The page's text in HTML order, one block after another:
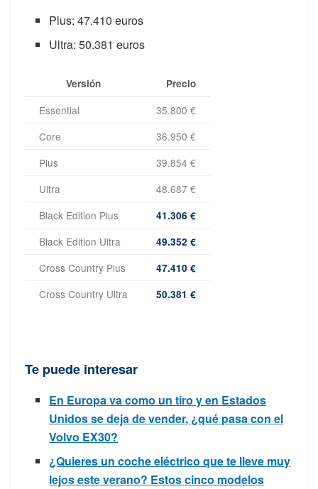
Plus: 47.410 euros
Ultra: 50.381 euros
Versión Precio
Essential
35.800 €
Core
36.950 €
Plus
39.854 €
Ultra
48.687 €
Black Edition Plus
41.306 €
Black Edition Ultra 49.352 €
Cross Country Plus 47.410 €
Cross Country Ultra 50.381 €
Te puede interesar
En Europa va como un tiro y en Estados
Unidos se deja de vender, ¿qué pasa con el
Volvo EX30?
¿Quieres un coche eléctrico que te lleve muy
lejos este verano? Estos cinco modelos